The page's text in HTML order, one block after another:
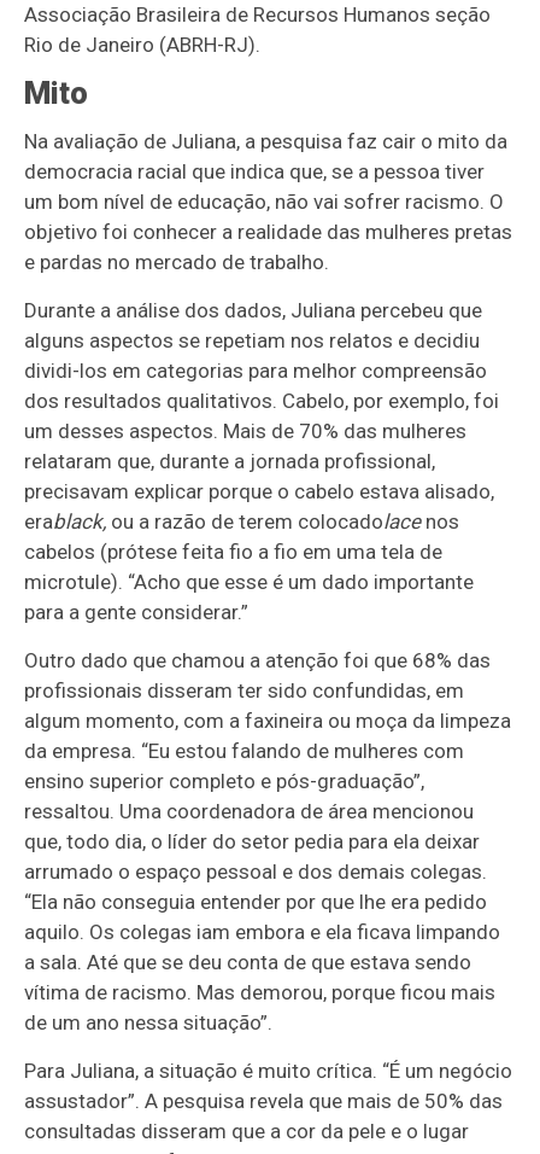
Associação Brasileira de Recursos Humanos seção
Rio de Janeiro (ABRH-RJ).
Mito
Na avaliação de Juliana, a pesquisa faz cair o mito da
democracia racial que indica que, se a pessoa tiver
um bom nível de educação, não vai sofrer racismo. O
objetivo foi conhecer a realidade das mulheres pretas
e pardas no mercado de trabalho.
Durante a análise dos dados, Juliana percebeu que
alguns aspectos se repetiam nos relatos e decidiu
dividi-los em categorias para melhor compreensão
dos resultados qualitativos. Cabelo, por exemplo, foi
um desses aspectos. Mais de 70% das mulheres
relataram que, durante a jornada profissional,
precisavam explicar porque o cabelo estava alisado,
erablack, ou a razão de terem colocadolacenos
cabelos (prótese feita fio a fio em uma tela de
microtule). “Acho que esse é um dado importante
para a gente considerar.”
Outro dado que chamou a atenção foi que 68% das
profissionais disseram ter sido confundidas, em
algum momento, com a faxineira ou moça da limpeza
da empresa. “Eu estou falando de mulheres com
ensino superior completo e pós-graduação”,
ressaltou. Uma coordenadora de área mencionou
que, todo dia, o líder do setor pedia para ela deixar
arrumado o espaço pessoal e dos demais colegas.
“Ela não conseguia entender por que lhe era pedido
aquilo. Os colegas iam embora e ela ficava limpando
a sala. Até que se deu conta de que estava sendo
vítima de racismo. Mas demorou, porque ficou mais
de um ano nessa situação”.
Para Juliana, a situação é muito crítica. “É um negócio
assustador”. A pesquisa revela que mais de 50% das
consultadas disseram que a cor da pele e o lugar